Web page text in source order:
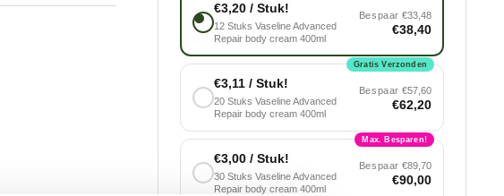
€3,20 / Stuk!
12 Stuks Vaseline Advanced
Repair body cream 400ml
Bespaar €33,48
€38,40
Gratis Verzonden
€3,11 / Stuk!
20 Stuks Vaseline Advanced
Repair body cream 400ml
Bespaar €57,60
€62,20
Max. Besparen!
€3,00 / Stuk!
30 Stuks Vaseline Advanced
Repair body cream 400ml
Bespaar €89,70
€90,00